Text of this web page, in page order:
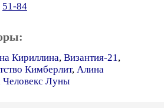
51-84
Кириллина, Византия-21,
Кимберлит, Алина
Человекс Луны